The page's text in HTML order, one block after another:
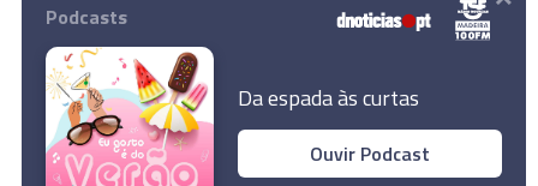
Instale a nossa App
© 2023 Empresa Diário de Notícias, Lda.
Podcasts
Da espada às curtas
Ouvir Podcast